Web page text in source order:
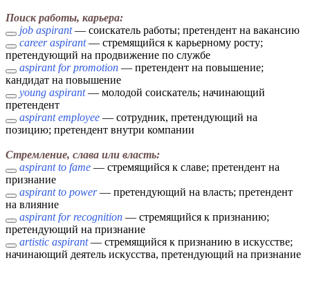
Поиск работы, карьера:
job aspirant— соискатель работы; претендент на вакансию
career aspirant— стремящийся к карьерному росту;
претендующий на продвижение по службе
aspirant for promotion — претендент на повышение;
кандидат на повышение
young aspirant— молодой соискатель; начинающий
претендент
aspirant employee — сотрудник, претендующий на
позицию; претендент внутри компании
Стремление, слава или власть:
aspirant to fame — стремящийся к славе; претендент на
признание
aspirant to power— претендующий на власть; претендент
на влияние
aspirant for recognition — стремящийся к признанию;
претендующий на признание
artistic aspirant— стремящийся к признанию в искусстве;
начинающий деятель искусства, претендующий на признание